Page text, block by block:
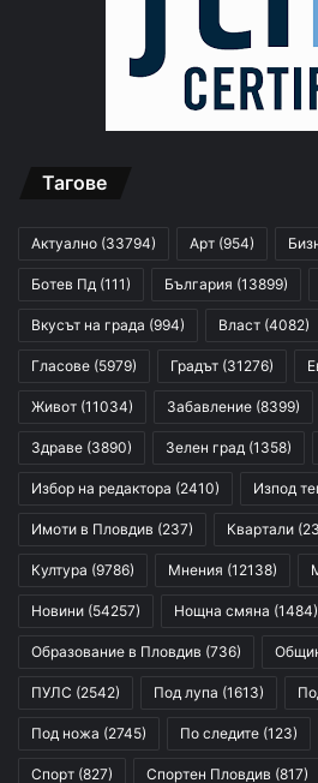
Тагове
Актуално (33794) Арт (954)
Ботев Пд (111) България (13899)
Вкусът на града (994) Власт (4082)
Гласове (5979) Градът (31276)
Живот (11034) Забавление (8399)
Здраве (3890) Зелен град (1358)
Избор на редактора (2410) Изпод
Имоти в Пловдив (237) Квартали
Култура (9786) Мнения (12138)
Новини (54257) Нощна смяна (1484)
Образование в Пловдив (736)
ПУЛС (2542) Под лупа (1613)
Под ножа (2745) По следите (123)
Спорт (827) Спортен Пловдив (817)